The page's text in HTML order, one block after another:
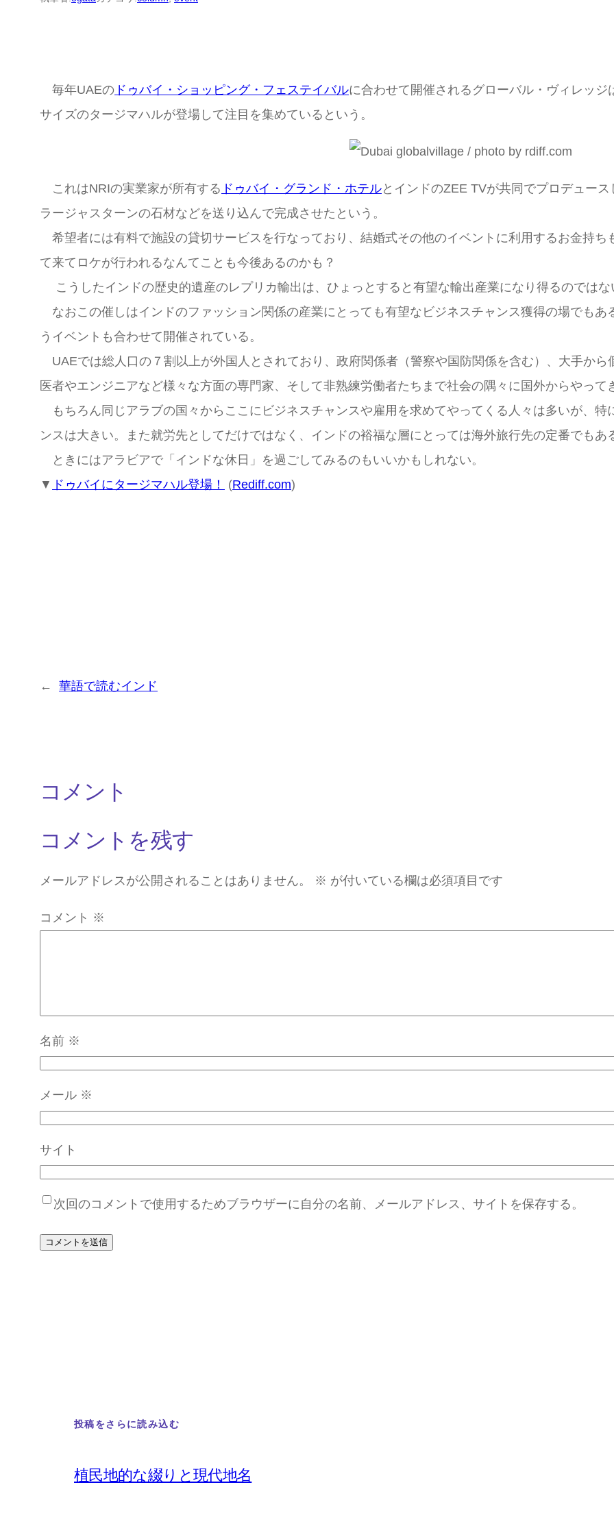
毎年UAEの ドゥバイ・ショッピング・フェステイバルに合わせて開催されるグローバル・ヴィレッ
サイズのタージマハルが登場して注目を集めているという。
これはNRIの実業家が所有する ドゥバイ・グランド・ホテルとインドのZEE TVが共同でプロデュー
ラージャスターンの石材などを送り込んで完成させたという。
希望者には有料で施設の貸切サービスを行なっており、結婚式その他のイベントに利用するお金持ち
て来てロケが行われるなんてことも今後あるのかも？
こうしたインドの歴史的遺産のレプリカ輸出は、ひょっとすると有望な輸出産業になり得るのではな
なおこの催しはインドのファッション関係の産業にとっても有望なビジネスチャンス獲得の場でもあ
うイベントも合わせて開催されている。
UAEでは総人口の７割以上が外国人とされており、政府関係者（警察や国防関係を含む）、大手から
医者やエンジニアなど様々な方面の専門家、そして非熟練労働者たちまで社会の隅々に国外からやって
もちろん同じアラブの国々からここにビジネスチャンスや雇用を求めてやってくる人々は多いが、
ンスは大きい。また就労先としてだけではなく、インドの裕福な層にとっては海外旅行先の定番でもあ
ときにはアラビアで「インドな休日」を過ごしてみるのもいいかもしれない。
▼ ドゥバイにタージマハル登場！ (Rediff.com)
← 華語で読むインド
コメント
コメントを残す
メールアドレスが公開されることはありません。 ※ が付いている欄は必須項目です
コメント ※
名前 ※
メール ※
サイト
次回のコメントで使用するためブラウザーに自分の名前、メールアドレス、サイトを保存する。
投稿をさらに読み込む
植民地的な綴りと現代地名